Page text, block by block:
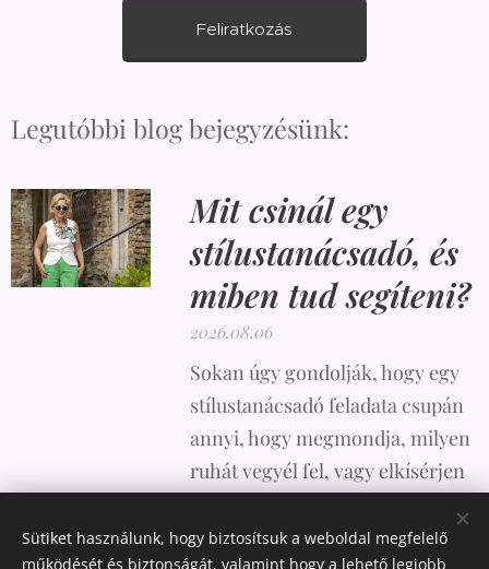
Feliratkozás
Legutóbbi blog bejegyzésünk:
Mit csinál egy
stílustanácsadó, és
miben tud segíteni?
2026.08.06
Sokan úgy gondolják, hogy egy
stílustanácsadó feladata csupán
annyi, hogy megmondja, milyen
ruhát vegyél fel, vagy elkísérjen
ennél sokkal összetettebb.
Sütiket használunk, hogy biztosítsuk a weboldal megfelelő
működését és biztonságát, valamint hogy a lehető legjobb